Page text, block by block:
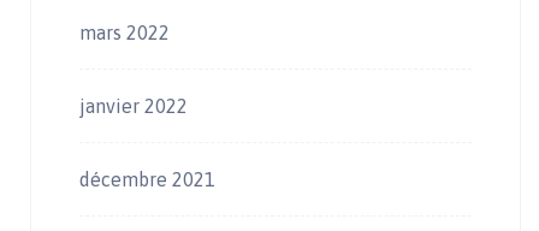
mars 2022
janvier 2022
décembre 2021